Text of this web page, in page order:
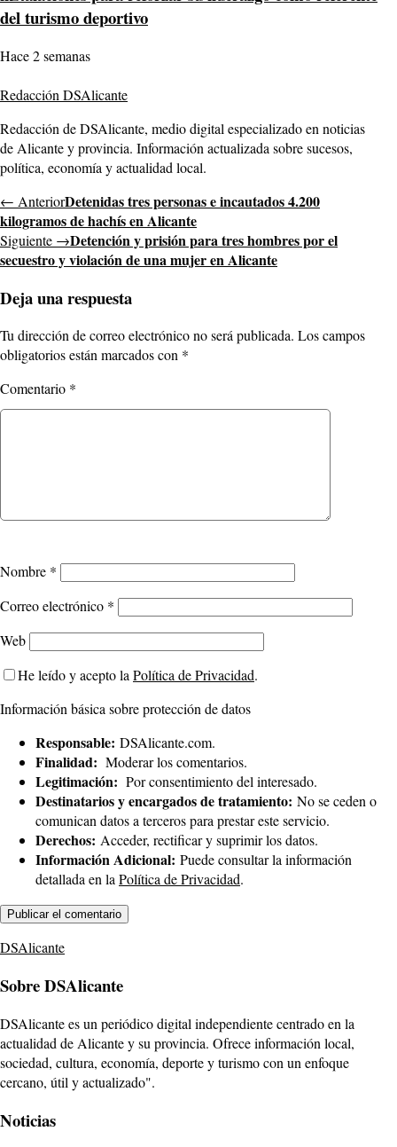
del turismo deportivo
Hace 2 semanas
Redacción DSAlicante
Redacción de DSAlicante, medio digital especializado en noticias
de Alicante y provincia. Información actualizada sobre sucesos,
política, economía y actualidad local.
← AnteriorDetenidas tres personas e incautados 4.200
kilogramos de hachís en Alicante
Siguiente →Detención y prisión para tres hombres por el
secuestro y violación de una mujer en Alicante
Deja una respuesta
Tu dirección de correo electrónico no será publicada. Los campos
obligatorios están marcados con *
Comentario *
Nombre *
Correo electrónico *
Web
He leído y acepto laPolítica de Privacidad.
Información básica sobre protección de datos
Responsable: DSAlicante.com.
Finalidad: Moderar los comentarios.
Legitimación: Por consentimiento del interesado.
Destinatarios y encargados de tratamiento: No se ceden o
comunican datos a terceros para prestar este servicio.
Derechos: Acceder, rectificar y suprimir los datos.
Información Adicional: Puede consultar la información
detallada en laPolítica de Privacidad.
DSAlicante
Sobre DSAlicante
DSAlicante es un periódico digital independiente centrado en la
actualidad de Alicante y su provincia. Ofrece información local,
sociedad, cultura, economía, deporte y turismo con un enfoque
cercano, útil y actualizado".
Noticias